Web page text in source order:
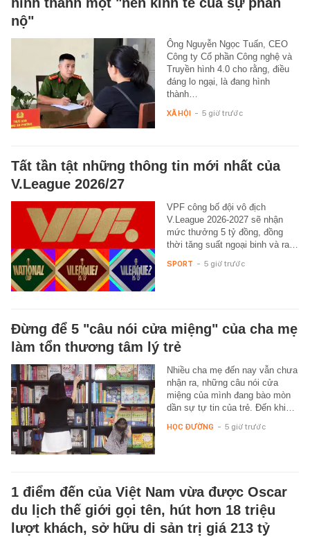
nộ"
Ông Nguyễn Ngọc Tuấn, CEO
Công ty Cổ phần Công nghệ và
Truyền hình 4.0 cho rằng, điều
đáng lo ngại, là đang hình
thành…
XÃ HỘI - 5 giờ trước
Tất tần tật những thông tin mới nhất của
V.League 2026/27
VPF công bố đội vô địch
V.League 2026-2027 sẽ nhận
mức thưởng 5 tỷ đồng, đồng
thời tăng suất ngoại binh và ra…
SPORT - 5 giờ trước
Đừng để 5 "câu nói cửa miệng" của cha mẹ
làm tổn thương tâm lý trẻ
Nhiều cha mẹ đến nay vẫn chưa
nhận ra, những câu nói cửa
miệng của mình đang bào mòn
dần sự tự tin của trẻ. Đến khi…
HỌC ĐƯỜNG - 5 giờ trước
1 điểm đến của Việt Nam vừa được Oscar
du lịch thế giới gọi tên, hút hơn 18 triệu
lượt khách, sở hữu di sản trị giá 213 tỷ